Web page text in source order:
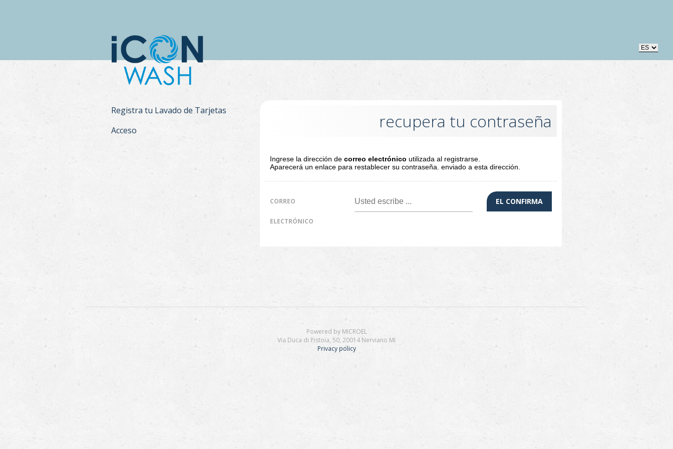
Registra tu Lavado de Tarjetas
Acceso
recupera tu contraseña
Ingrese la dirección de correo electrónico utilizada al registrarse.
Aparecerá un enlace para restablecer su contraseña. enviado a esta dirección.
CORREO
ELECTRÓNICO
EL CONFIRMA
Powered by MICROEL
Via Duca di Pistoia, 50, 20014 Nerviano MI
Privacy policy